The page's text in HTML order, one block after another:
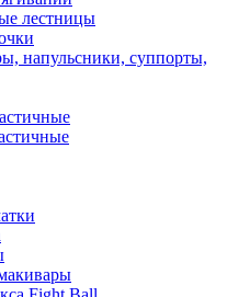
лестницы
напульсники, суппорты,